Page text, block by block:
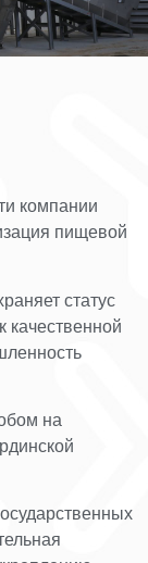
компании
пищевой
статус
качественной
на